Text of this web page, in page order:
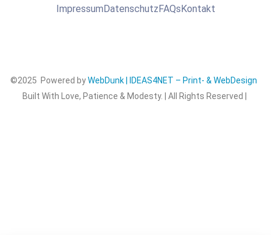
ImpressumDatenschutzFAQsKontakt
©2025 Powered byWebDunk | IDEAS4NET – Print- & WebDesign
Built With Love, Patience & Modesty. | All Rights Reserved |